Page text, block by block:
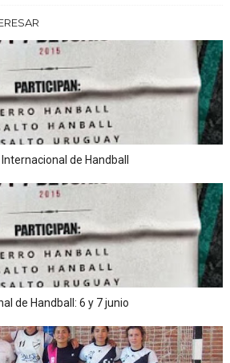
de Handball
de Handball: 6 y 7 junio